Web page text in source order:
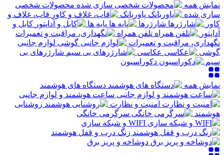
نمایش همه
محصولات شخصی
سازی شده
پاوربانک
قاب، غلاف و
کاور
شارژرها پایه ها
کابل و
آداپتور
تلفن همراه
نگهداری، مراقبت و تعمیرات
لوازم جانبی
گوشی
عکاسی
شارژرهای بی
سیم
دکوراسیون
نمایش همه
دستگاه های هوشمند
ساعت هوشمند و لوازم جانبی
امنیت و نظارت
روشنایی
هوشمند
سرگرمی خانگی
WIFI و شبکه سازی
زنگ درب و قفل هوشمند
دوشاخه و پریز برق